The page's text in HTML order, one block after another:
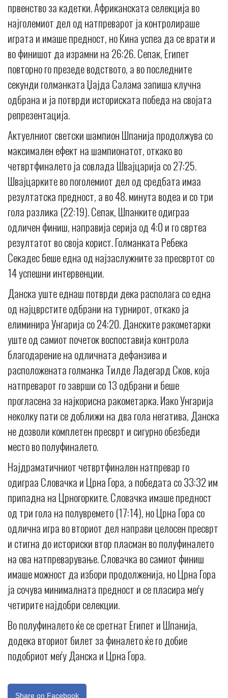
првенство за кадетки. Африканската селекција во
најголемиот дел од натпреварот ја контролираше
играта и имаше предност, но Кина успеа да се врати и
во финишот да израмни на 26:26. Сепак, Египет
повторно го презеде водството, а во последните
секунди голманката Џајда Салама запиша клучна
одбрана и ја потврди историската победа на својата
репрезентација.
Актуелниот светски шампион Шпанија продолжува со
максимален ефект на шампионатот, откако во
четвртфиналето ја совлада Швајцарија со 27:25.
Швајцарките во поголемиот дел од средбата имаа
резултатска предност, а во 48. минута водеа и со три
гола разлика (22:19). Сепак, Шпанките одиграа
одличен финиш, направија серија од 4:0 и го свртеа
резултатот во своја корист. Голманката Ребека
Секадес беше една од најзаслужните за пресвртот со
14 успешни интервенции.
Данска уште еднаш потврди дека располага со една
од најцврстите одбрани на турнирот, откако ја
елиминира Унгарија со 24:20. Данските ракометарки
уште од самиот почеток воспоставија контрола
благодарение на одличната дефанзива и
расположената голманка Тилде Ладегард Сков, која
натпреварот го заврши со 13 одбрани и беше
прогласена за најкорисна ракометарка. Иако Унгарија
неколку пати се доближи на два гола негатива, Данска
не дозволи комплетен пресврт и сигурно обезбеди
место во полуфиналето.
Најдраматичниот четвртфинален натпревар го
одиграа Словачка и Црна Гора, а победата со 33:32 им
припадна на Црногорките. Словачка имаше предност
од три гола на полувремето (17:14), но Црна Гора со
одлична игра во вториот дел направи целосен пресврт
и стигна до историски втор пласман во полуфиналето
на ова натпреварување. Словачка во самиот финиш
имаше можност да избори продолженија, но Црна Гора
ја сочува минималната предност и се пласира меѓу
четирите најдобри селекции.
Во полуфиналето ќе се сретнат Египет и Шпанија,
додека вториот билет за финалето ќе го добие
подобриот меѓу Данска и Црна Гора.
Share on Facebook